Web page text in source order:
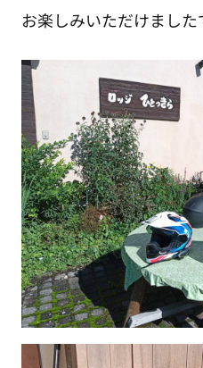
お楽しみいただけました